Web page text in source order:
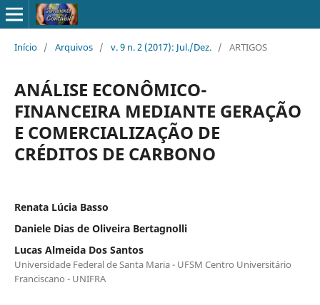
Início / Arquivos / v. 9 n. 2 (2017): Jul./Dez. / ARTIGOS
ANÁLISE ECONÔMICO-
FINANCEIRA MEDIANTE GERAÇÃO
E COMERCIALIZAÇÃO DE
CRÉDITOS DE CARBONO
Renata Lúcia Basso
Daniele Dias de Oliveira Bertagnolli
Lucas Almeida Dos Santos
Universidade Federal de Santa Maria - UFSM Centro Universitário
Franciscano - UNIFRA